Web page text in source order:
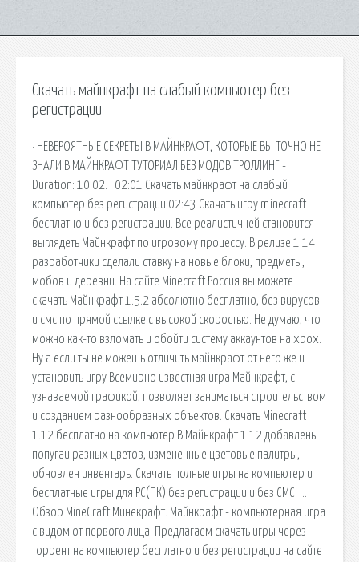
Скачать майнкрафт на слабый компьютер без
регистрации
· НЕВЕРОЯТНЫЕ СЕКРЕТЫ В МАЙНКРАФТ, КОТОРЫЕ ВЫ ТОЧНО НЕ
ЗНАЛИ В МАЙНКРАФТ ТУТОРИАЛ БЕЗ МОДОВ ТРОЛЛИНГ -
Duration: 10:02. · 02:01 Скачать майнкрафт на слабый
компьютер без регистрации 02:43 Скачать игру minecraft
бесплатно и без регистрации. Все реалистичней становится
выглядеть Майнкрафт по игровому процессу. В релизе 1.14
разработчики сделали ставку на новые блоки, предметы,
мобов и деревни. На сайте Minecraft Россия вы можете
скачать Майнкрафт 1.5.2 абсолютно бесплатно, без вирусов
и смс по прямой ссылке с высокой скоростью. Не думаю, что
можно как-то взломать и обойти систему аккаунтов на xbox.
Ну а если ты не можешь отличить майнкрафт от него же и
установить игру Всемирно известная игра Майнкрафт, с
узнаваемой графикой, позволяет заниматься строительством
и созданием разнообразных объектов. Скачать Minecraft
1.12 бесплатно на компьютер В Майнкрафт 1.12 добавлены
попугаи разных цветов, измененные цветовые палитры,
обновлен инвентарь. Скачать полные игры на компьютер и
бесплатные игры для PC(ПК) без регистрации и без СМС. …
Обзор MineCraft Минекрафт. Майнкрафт - компьютерная игра
с видом от первого лица. Предлагаем скачать игры через
торрент на компьютер бесплатно и без регистрации на сайте